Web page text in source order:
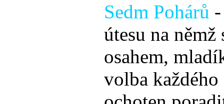
Sedm Pohárů
útesu na
osahem,
volba